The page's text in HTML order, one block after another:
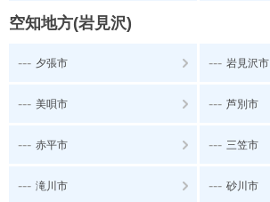
空知地方(岩見沢)
--- 夕張市 --- 岩見沢市
--- 美唄市 --- 芦別市
--- 赤平市 --- 三笠市
--- 滝川市 --- 砂川市